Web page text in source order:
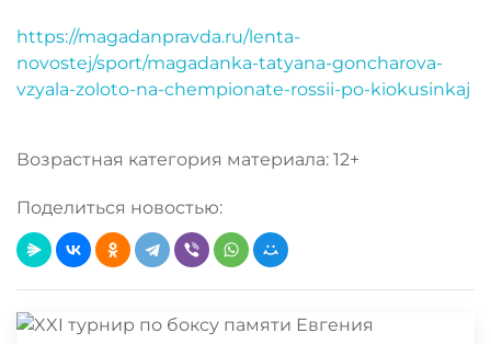
https://magadanpravda.ru/lenta-
novostej/sport/magadanka-tatyana-goncharova-
vzyala-zoloto-na-chempionate-rossii-po-kiokusinkaj
Возрастная категория материала: 12+
Поделиться новостью: